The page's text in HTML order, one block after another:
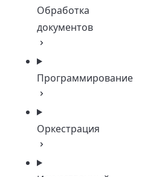
Обработка
документов
Программирование
Оркестрация